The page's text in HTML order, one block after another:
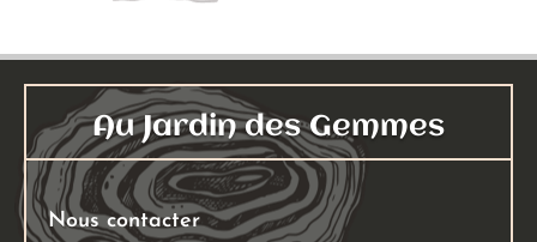
Au Jardin des Gemmes
Nous contacter